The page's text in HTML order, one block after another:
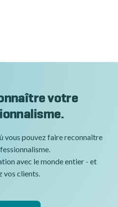
votre
vous pouvez faire reconnaître
avec le monde entier - et
vos clients.